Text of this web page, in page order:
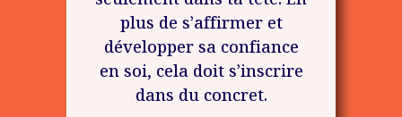
plus de s’affirmer et
développer sa confiance
en soi, cela doit s’inscrire
dans du concret.